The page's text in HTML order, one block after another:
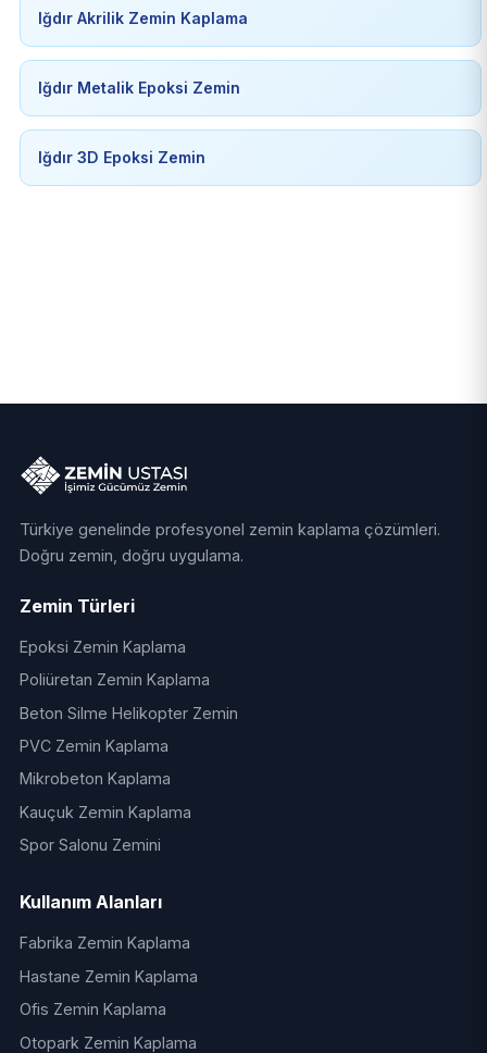
Iğdır Akrilik Zemin Kaplama
Iğdır Metalik Epoksi Zemin
Iğdır 3D Epoksi Zemin
Türkiye genelinde profesyonel zemin kaplama çözümleri.
Doğru zemin, doğru uygulama.
Zemin Türleri
Epoksi Zemin Kaplama
Poliüretan Zemin Kaplama
Beton Silme Helikopter Zemin
PVC Zemin Kaplama
Mikrobeton Kaplama
Kauçuk Zemin Kaplama
Spor Salonu Zemini
Kullanım Alanları
Fabrika Zemin Kaplama
Hastane Zemin Kaplama
Ofis Zemin Kaplama
Otopark Zemin Kaplama